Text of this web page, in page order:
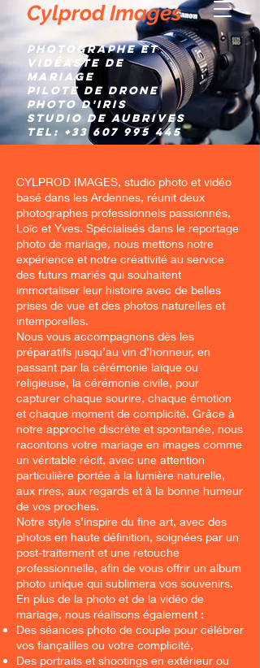
Cylprod Images
Photographe et
Vidéaste de
mariage
Pilote de Drone
Photo d'IRIS
Studio de AUBRIVES
TEL: +33 607 995 445
CYLPROD IMAGES, studio photo et vidéo
basé dans les Ardennes, réunit deux
photographes professionnels passionnés,
Loïc et Yves. Spécialisés dans le reportage
photo de mariage, nous mettons notre
expérience et notre créativité au service
des futurs mariés qui souhaitent
immortaliser leur histoire avec de belles
prises de vue et des photos naturelles et
intemporelles.
Nous vous accompagnons dès les
préparatifs jusqu’au vin d’honneur, en
passant par la cérémonie laïque ou
religieuse, la cérémonie civile, pour
capturer chaque sourire, chaque émotion
et chaque moment de complicité. Grâce à
notre approche discrète et spontanée, nous
racontons votre mariage en images comme
un véritable récit, avec une attention
particulière portée à la lumière naturelle,
aux rires, aux regards et à la bonne humeur
de vos proches.
Notre style s’inspire du fine art, avec des
photos en haute définition, soignées par un
post-traitement et une retouche
professionnelle, afin de vous offrir un album
photo unique qui sublimera vos souvenirs.
En plus de la photo et de la vidéo de
mariage, nous réalisons également :
Des séances photo de couple pour célébrer
vos fiançailles ou votre complicité,
Des portraits et shootings en extérieur ou